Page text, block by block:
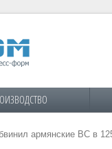
армянские ВС в